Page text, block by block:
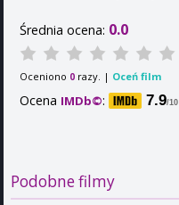
Średnia ocena: 0.0
Oceniono 0 razy. | Oceń film
Ocena IMDb©: 7.9/10
Podobne filmy